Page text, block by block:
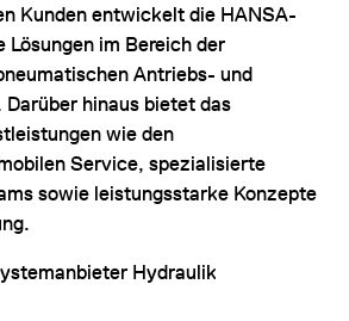
Kunden entwickelt die HANSA-
Lösungen im Bereich der
Antriebs- und
hinaus bietet das
wie den
Service, spezialisierte
sowie leistungsstarke Konzepte
Hydraulik